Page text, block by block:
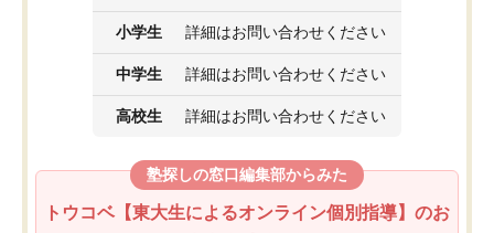
小学生 詳細はお問い合わせください
中学生 詳細はお問い合わせください
高校生 詳細はお問い合わせください
塾探しの窓口編集部からみた
トウコベ【東大生によるオンライン個別指導】のお